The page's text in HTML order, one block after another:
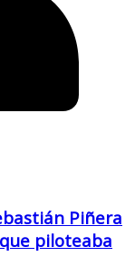
Piñera
piloteaba